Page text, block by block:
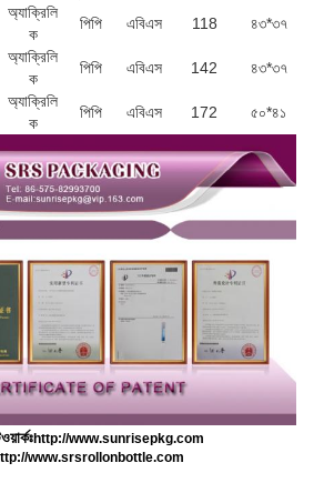
অ্যাক্রিলি
ক
পিপি এবিএস 118 ৪৩*৩৭
অ্যাক্রিলি
ক
পিপি এবিএস 142
৪৩*৩৭
অ্যাক্রিলি
ক
পিপি এবিএস 172 ৫০*৪১
http://www.sunrisepkg.com
www.srsrollonbottle.com